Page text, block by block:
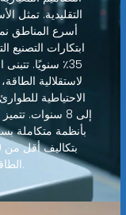
التقليدية. تمثل
ابتكارات التصنيع
35٪ سنويًا.
لاستقلالية
إلى 8 سنوات.
الطاقة الكاملة للمشاريع الصناعية.